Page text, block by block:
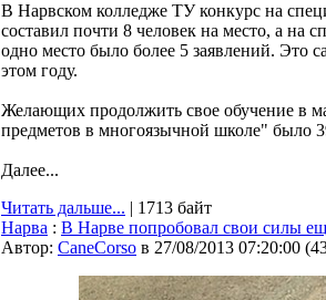
В Нарвском колледже ТУ конкурс на
составил почти 8 человек на место, а на
одно место было более 5 заявлений. Это
этом году.
Желающих продолжить свое обучение в
предметов в многоязычной школе" было
Далее...
Читать дальше... | 1713 байт
Нарва : В Нарве попробовал свои силы
Автор: CaneCorso в 27/08/2013 07:20:00 (